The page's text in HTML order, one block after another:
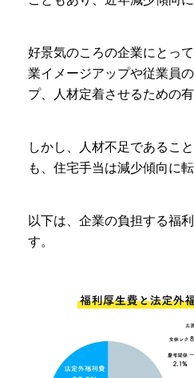
好景気のころの企業にとっ
業イメージアップや従業員
プ、人材定着させるための
しかし、人材不足であるこ
も、住宅手当は減少傾向に転
以下は、企業の負担する福
す。